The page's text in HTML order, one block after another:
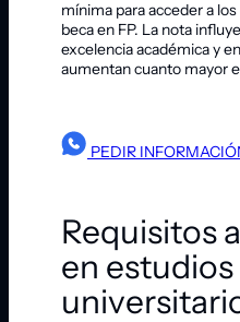
mínima para acceder a
beca en FP. La nota
excelencia académica y
aumentan cuanto mayor
PEDIR
Requisitos
en estudios